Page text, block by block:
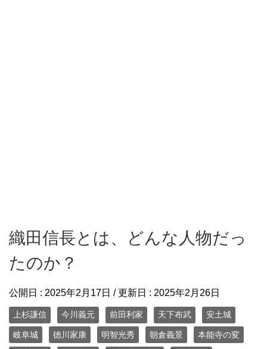
織田信長とは、どんな人物だっ
たのか？
公開日 : 2025年2月17日 / 更新日 : 2025年2月26日
上杉謙信 今川義元 前田利家 天下布武 安土城
岐阜城 徳川家康 明智光秀 朝倉義景 本能寺の変